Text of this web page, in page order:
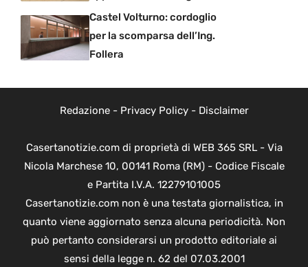
Castel Volturno: cordoglio
per la scomparsa dell’Ing.
Follera
Redazione- Privacy Policy- Disclaimer
Casertanotizie.com di proprietà di WEB 365 SRL - Via
Nicola Marchese 10, 00141 Roma (RM) - Codice Fiscale
e Partita I.V.A. 12279101005
Casertanotizie.com non è una testata giornalistica, in
quanto viene aggiornato senza alcuna periodicità. Non
può pertanto considerarsi un prodotto editoriale ai
sensi della legge n. 62 del 07.03.2001